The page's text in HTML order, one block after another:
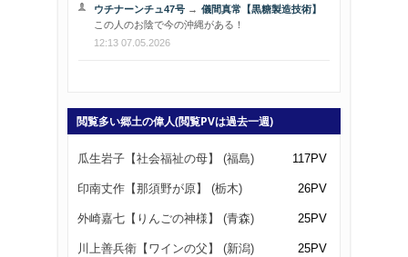
ウチナーンチュ47号 → 儀間真常【黒糖製造技術】
この人のお陰で今の沖縄がある！
12:13 07.05.2026
閲覧多い郷土の偉人(閲覧PVは過去一週)
瓜生岩子【社会福祉の母】 (福島) 117PV
印南丈作【那須野が原】 (栃木) 26PV
外崎嘉七【りんごの神様】 (青森) 25PV
川上善兵衛【ワインの父】 (新潟) 25PV